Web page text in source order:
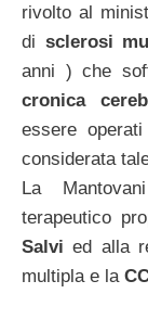
rivolto al
di sclerosi
anni ) che
cronica
essere
considerata
La
terapeutico
Salvi ed alla
multipla e la